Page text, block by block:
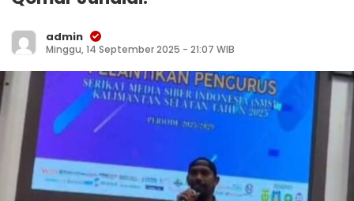
admin
Minggu, 14 September 2025 - 21:07 WIB